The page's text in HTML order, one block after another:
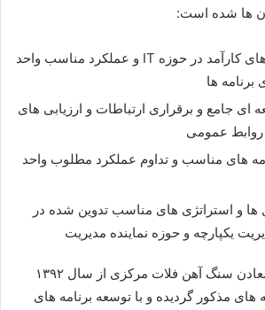
ها شده است:
اهداف و برنامه های کارآمد در حوزه IT و عملکرد مناسب واحد
ای جامع و برقراری ارتباطات و ارزیابی های
عمومی
های مناسب و تداوم عملکرد مطلوب واحد
ها و استراتژی های مناسب تدوین شده در
یکپارچه و حوزه نماینده مدیریت
گفتنی است، مجتمع معادن سنگ آهن فلات مرکزی از سال ۱۳۹۲
های مذکور گردیده و با توسعه برنامه های